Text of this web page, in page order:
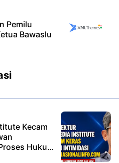
Pemilu
Bawaslu
Kecam
Hukum